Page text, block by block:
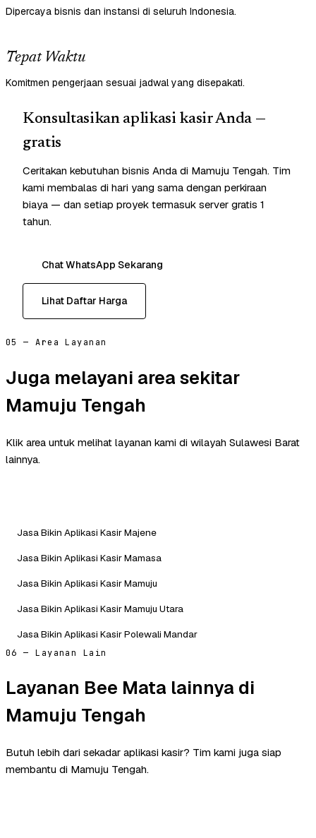
Dipercaya bisnis dan instansi di seluruh Indonesia.
Tepat Waktu
Komitmen pengerjaan sesuai jadwal yang disepakati.
Konsultasikan aplikasi kasir Anda —
gratis
Ceritakan kebutuhan bisnis Anda di Mamuju Tengah. Tim
kami membalas di hari yang sama dengan perkiraan
biaya — dan setiap proyek termasuk server gratis 1
tahun.
Chat WhatsApp Sekarang
Lihat Daftar Harga
05 — Area Layanan
Juga melayani area sekitar
Mamuju Tengah
Klik area untuk melihat layanan kami di wilayah Sulawesi Barat
lainnya.
Jasa Bikin Aplikasi Kasir Majene
Jasa Bikin Aplikasi Kasir Mamasa
Jasa Bikin Aplikasi Kasir Mamuju
Jasa Bikin Aplikasi Kasir Mamuju Utara
Jasa Bikin Aplikasi Kasir Polewali Mandar
06 — Layanan Lain
Layanan Bee Mata lainnya di
Mamuju Tengah
Butuh lebih dari sekadar aplikasi kasir? Tim kami juga siap
membantu di Mamuju Tengah.